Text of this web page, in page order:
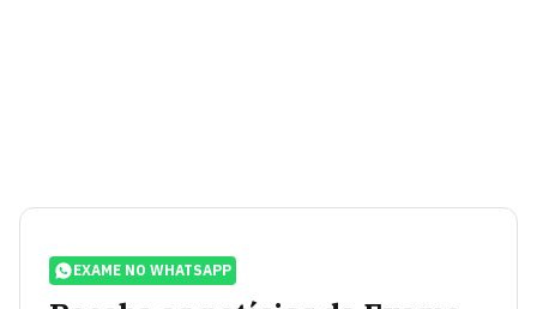
EXAME NO WHATSAPP